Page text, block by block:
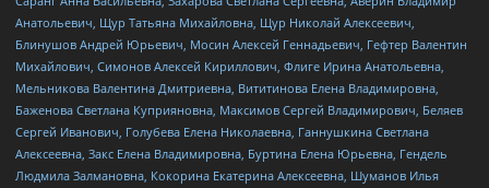
Анатольевич, Щур Татьяна Михайловна, Щур Николай Алексеевич,
Блинушов Андрей Юрьевич, Мосин Алексей Геннадьевич, Гефтер Валентин
Михайлович, Симонов Алексей Кириллович, Флиге Ирина Анатольевна,
Мельникова Валентина Дмитриевна, Вититинова Елена Владимировна,
Баженова Светлана Куприяновна, Максимов Сергей Владимирович, Беляев
Сергей Иванович, Голубева Елена Николаевна, Ганнушкина Светлана
Алексеевна, Закс Елена Владимировна, Буртина Елена Юрьевна, Гендель
Людмила Залмановна, Кокорина Екатерина Алексеевна, Шуманов Илья